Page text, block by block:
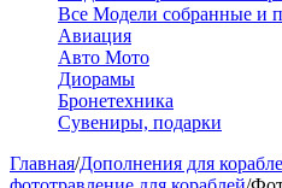
Все Модели собранные и
Авиация
Авто Мото
Диорамы
Бронетехника
Сувениры, подарки
Главная/Дополнения для